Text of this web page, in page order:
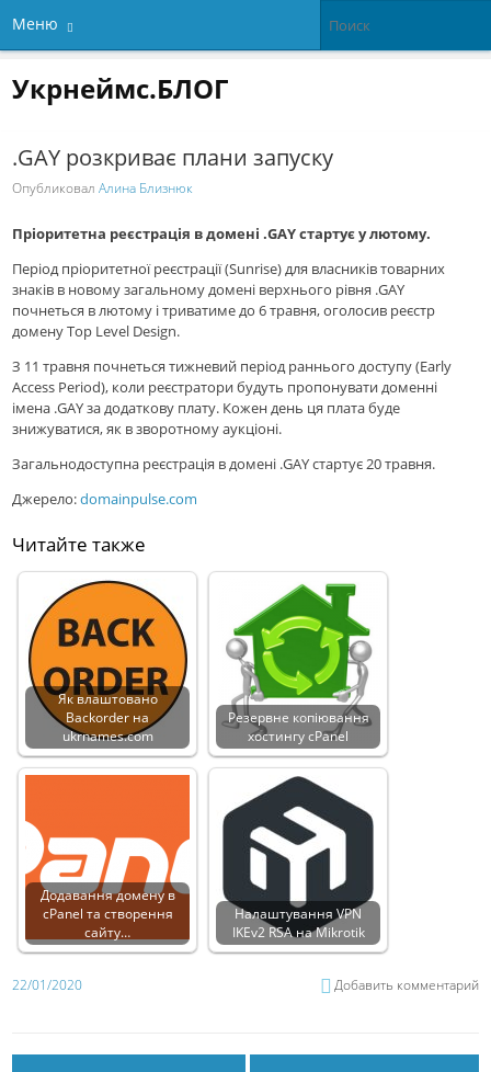
Меню
Укрнеймс.БЛОГ
.GAY розкриває плани запуску
ОпубликовалАлина Близнюк
Пріоритетна реєстрація в домені .GAY стартує у лютому.
Період пріоритетної реєстрації (Sunrise) для власників товарних
знаків в новому загальному домені верхнього рівня .GAY
почнеться в лютому і триватиме до 6 травня, оголосив реєстр
домену Top Level Design.
З 11 травня почнеться тижневий період раннього доступу (Early
Access Period), коли реєстратори будуть пропонувати доменні
імена .GAY за додаткову плату. Кожен день ця плата буде
знижуватися, як в зворотному аукціоні.
Загальнодоступна реєстрація в домені .GAY стартує 20 травня.
Джерело:domainpulse.com
Читайте также
Як влаштовано
Backorder на
ukrnames.com
Резервне копіювання
хостингу cPanel
Додавання домену в
cPanel та створення
сайту…
Налаштування VPN
IKEv2 RSA на Mikrotik
22/01/2020 Добавить комментарий